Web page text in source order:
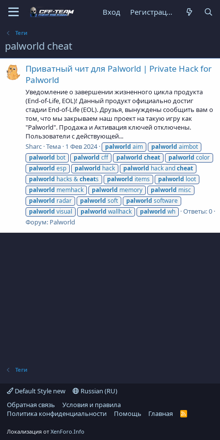
Вход Регистрация
Теги
palworld cheat
Приватный чит для Palworld | Private Hack for
Palworld
Уведомление о завершении жизненного цикла продукта
(End-of-Life, EOL)! Данный продукт официально достиг
стадии End-of-Life (EOL). Друзья, вынуждены сообщить вам о
том, что мы закрываем наш проект на такую игру как
"Palworld". Продажа и Активация ключей отключены.
Пользователи с действующей...
Sharc Тема 1 Фев 2024 palworld aim palworld aimbot
palworld bot palworld cff palworld cheat palworld color
palworld esp palworld hack palworld hack andcheat
palworld hacks &cheats palworld items palworld loot
palworld memhack palworld memory palworld misc
palworld radar palworld soft palworld software
palworld visual palworld wallhack palworld wh
Ответы: 0
Форум: Palworld
Теги
Default Style new
Russian (RU)
Обратная связь
Условия и правила
Политика конфиденциальности
Помощь Главная
R
Локализация от XenForo.Info